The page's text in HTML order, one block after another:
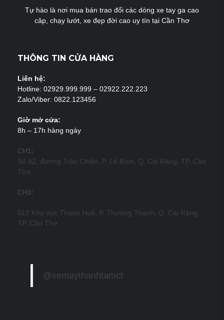
Tự hào là nơi mua bán trao đổi các dòng xe tay ga cao
câp, chạy lướt, xe đẹp đời cao uy tín tại Cần Thơ
THÔNG TIN CỬA HÀNG
Liên hệ:
Hotline: 02929.999.999 – 02922.222.223
Zalo/Viber: 0822.123456
Giờ mở cửa:
8h – 17h hàng ngày
CH1:
Số 82, đường Trần Chiên, P. Lê Bình, Q. Cái Răng, TP. Cần
Thơ
CH3:
012 Khu vực Thạnh Huề, P. Thường Thạnh, Q. Cái Răng,
TP. Cần Thơ
@xemaythanhtamct